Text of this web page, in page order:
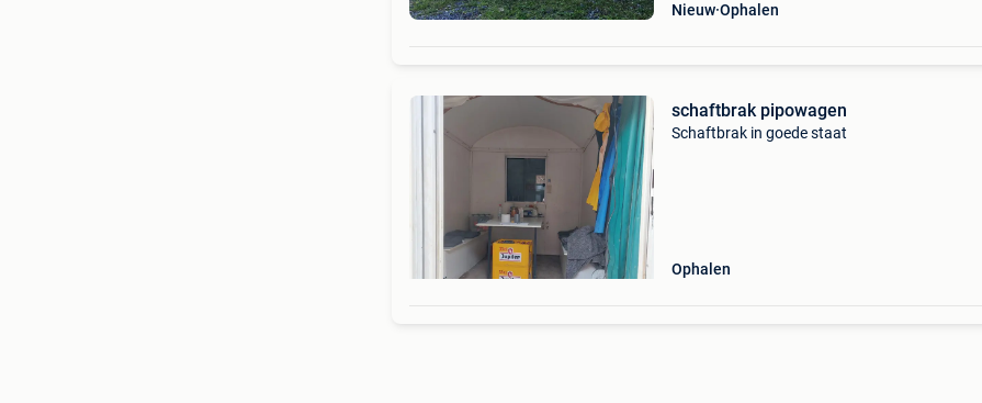
Nieuw Ophalen
schaftbrak pipowagen
Schaftbrak in goede staat
Ophalen